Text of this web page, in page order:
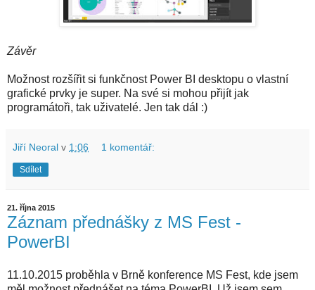
Závěr
Možnost rozšířit si funkčnost Power BI desktopu o vlastní
grafické prvky je super. Na své si mohou přijít jak
programátoři, tak uživatelé. Jen tak dál :)
Jiří Neoral v 1:06 1 komentář:
Sdílet
21. října 2015
Záznam přednášky z MS Fest -
PowerBI
11.10.2015 proběhla v Brně konference MS Fest, kde jsem